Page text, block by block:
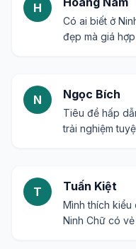
H
Có ai biết ở
đẹp mà giá
N Ngọc Bích
Tiêu đề hấp
trải nghiệm
T Tuấn Kiệt
Mình thích kiểu
Ninh Chữ có